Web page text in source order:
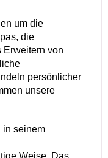
um die
die
Erweitern von
persönlicher
unsere
in seinem
Weise. Das